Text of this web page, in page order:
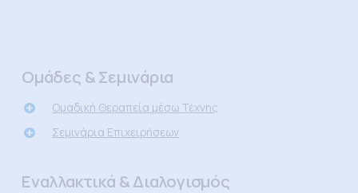
Ομάδες & Σεμινάρια
Ομαδική Θεραπεία μέσω Τέχνης
Σεμινάρια Επιχειρήσεων
Εναλλακτικά & Διαλογισμός